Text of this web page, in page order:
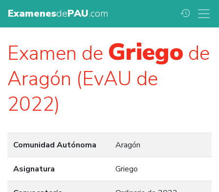
ExamenesdePAU.com history
Examen de Griego de
Aragón (EvAU de
2022)
Comunidad Autónoma Aragón
Asignatura Griego